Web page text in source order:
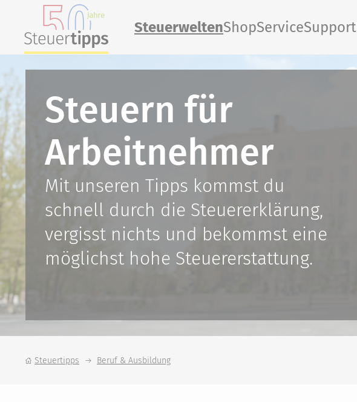
SteuerweltenShopServiceSupport
Steuern für
Arbeitnehmer
Mit unseren Tipps kommst du
schnell durch die Steuererklärung,
vergisst nichts und bekommst eine
möglichst hohe Steuererstattung.
Steuertipps Beruf & Ausbildung